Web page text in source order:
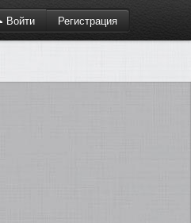
Войти Регистрация